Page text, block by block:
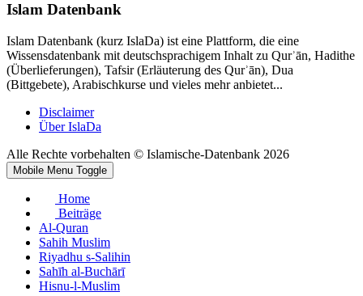
Islam Datenbank
Islam Datenbank (kurz IslaDa) ist eine Plattform, die eine
Wissensdatenbank mit deutschsprachigem Inhalt zu Qurʾān, Hadithe
(Überlieferungen), Tafsir (Erläuterung des Qurʾān), Dua
(Bittgebete), Arabischkurse und vieles mehr anbietet...
Disclaimer
Über IslaDa
Alle Rechte vorbehalten © Islamische-Datenbank 2026
Mobile Menu Toggle
Home
Beiträge
Al-Quran
Sahih Muslim
Riyadhu s-Salihin
Sahīh al-Buchārī
Hisnu-l-Muslim